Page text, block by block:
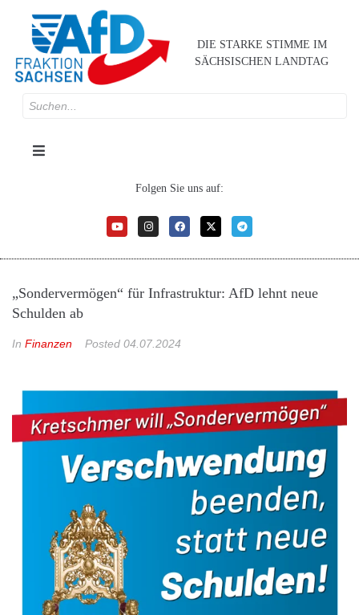
DIE STARKE STIMME IM
SÄCHSISCHEN LANDTAG
Folgen Sie uns auf:
„Sondervermögen“ für Infrastruktur: AfD lehnt neue
Schulden ab
In Finanzen Posted 04.07.2024